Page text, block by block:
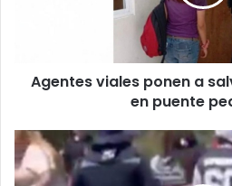
Agentes viales ponen a
en puente
Captan
p3l3a
al